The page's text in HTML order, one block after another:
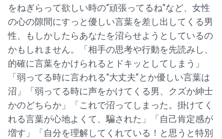
をねぎらって欲しい時の“頑張ってるね”など、女性
の心の隙間にすっと優しい言葉を差し出してくる男
性、もしかしたらあなたを沼らせようとしているの
かもしれません。「相手の思考や行動を先読みし、
的確に言葉をかけられるとドキッとしてしまう」
「弱ってる時に言われる“大丈夫”とか優しい言葉は
沼」「弱ってる時に声をかけてくる男、クズか紳士
かのどちらか」「これで沼ってしまった。掛けてく
れる言葉が心地よくて、騙された」「自己肯定感が
増す」「自分を理解してくれている！と思うと特別